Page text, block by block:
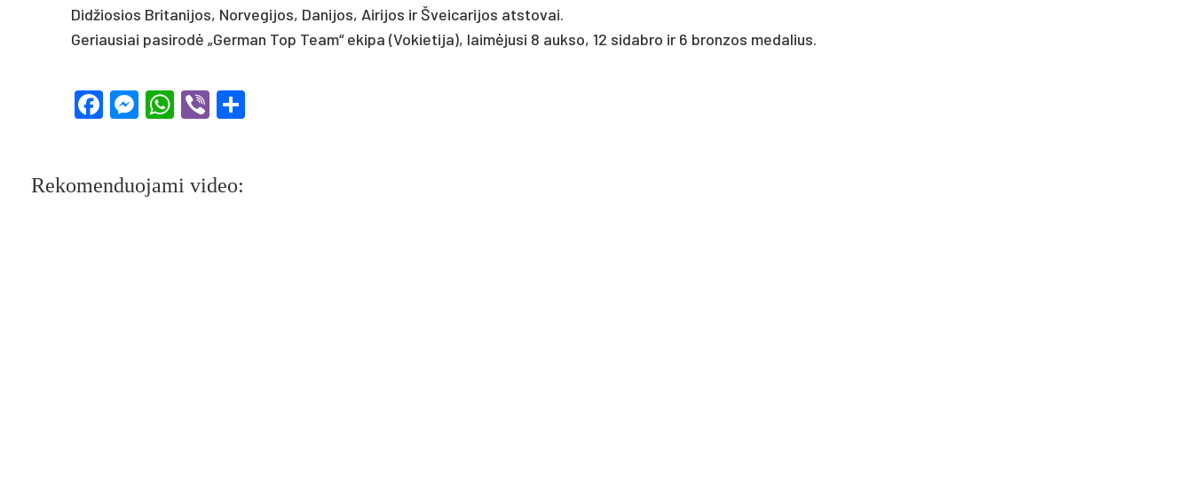
Did­žio­sios Bri­ta­ni­jos, Nor­ve­gi­jos, Da­ni­jos, Ai­ri­jos ir Švei­ca­ri­jos at­sto­vai.
Ge­riau­siai pa­si­rodė „Ger­man Top Team“ eki­pa (Vo­kie­ti­ja), laimė­ju­si 8 auk­so, 12 si­dab­ro ir 6 bron­zos me­da­lius.
Facebook
Messenger
WhatsApp
Viber
Rekomenduojami video: